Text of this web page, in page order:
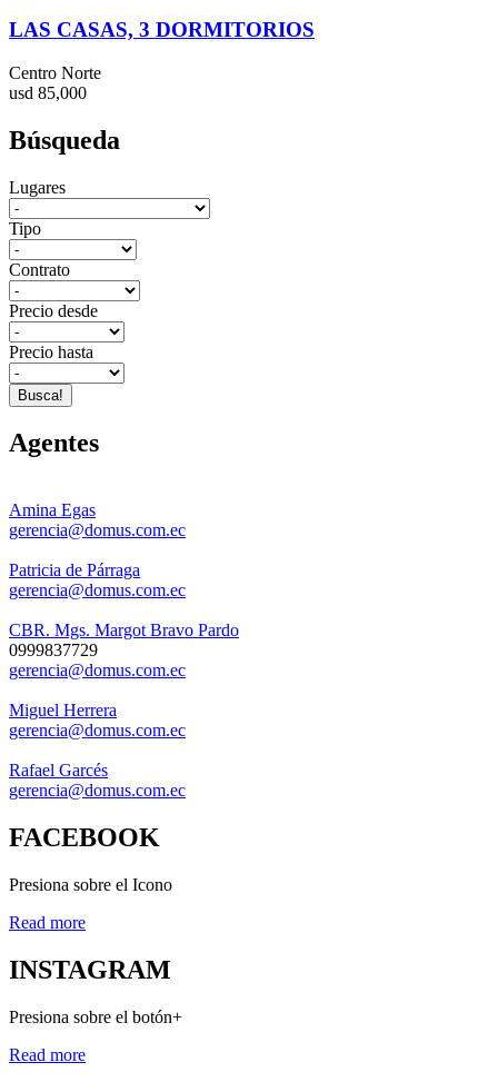
LAS CASAS, 3 DORMITORIOS
Centro Norte
usd 85,000
Búsqueda
Lugares
Tipo
Contrato
Precio desde
Precio hasta
Busca!
Agentes
Amina Egas
gerencia@domus.com.ec
Patricia de Párraga
gerencia@domus.com.ec
CBR. Mgs. Margot Bravo Pardo
0999837729
gerencia@domus.com.ec
Miguel Herrera
gerencia@domus.com.ec
Rafael Garcés
gerencia@domus.com.ec
FACEBOOK
Presiona sobre el Icono
Read more
INSTAGRAM
Presiona sobre el botón+
Read more